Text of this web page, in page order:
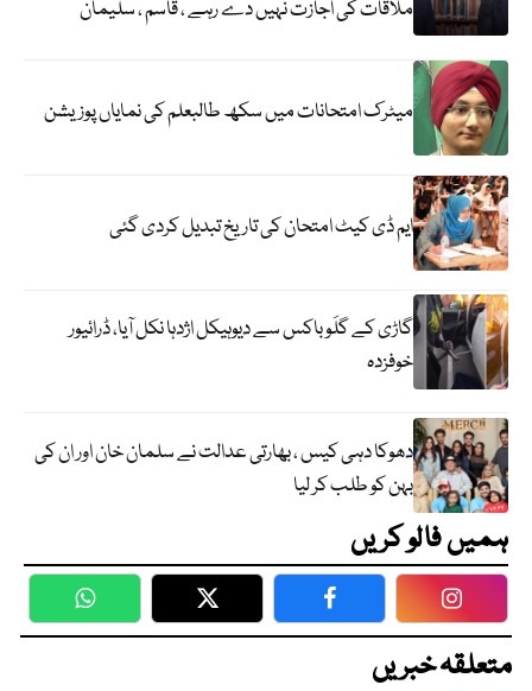
ملاقات کی اجازت نہیں دے رہے ، قاسم ، سلیمان
میٹرک امتحانات میں سکھ طالبعلم کی نمایاں پوزیشن
ایم ڈی کیٹ امتحان کی تاریخ تبدیل کردی گئی
گاڑی کے گلَو باکس سے دیوہیکل اژدہا نکل آیا، ڈرائیور
خوفزدہ
دھوکا دہی کیس ، بھارتی عدالت نے سلمان خان اور ان کی
بہن کو طلب کر لیا
ہمیں فالو کریں
WhatsApp Twitter Facebook
متعلقہ خبریں